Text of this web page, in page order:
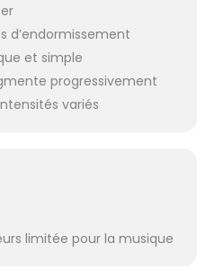
d’endormissement
et simple
progressivement
variés
limitée pour la musique